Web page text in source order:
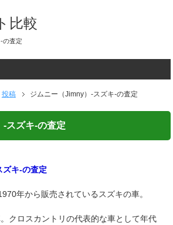
比較
の査定
投稿 ジムニー（Jimny）-スズキ-の査定
スズキ-の査定
キ-の査定
年から販売されているスズキの車。
クロスカントリの代表的な車として年代